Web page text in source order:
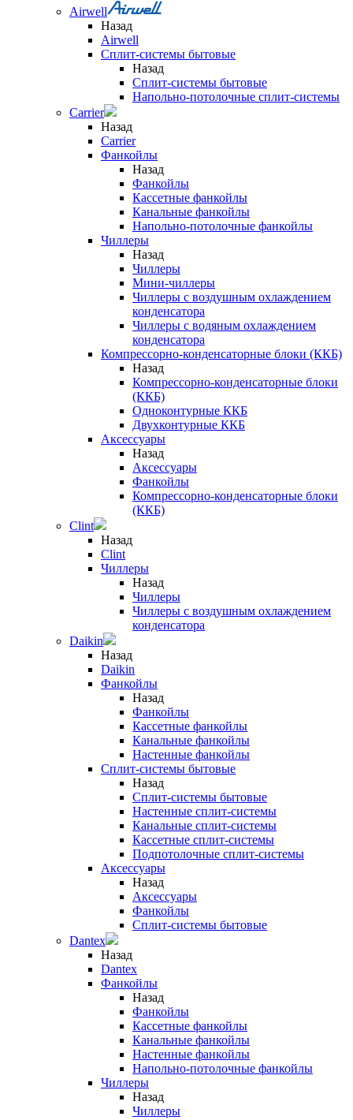
Airwell
Назад
Airwell
Сплит-системы бытовые
Назад
Сплит-системы бытовые
Напольно-потолочные сплит-системы
Carrier
Назад
Carrier
Фанкойлы
Назад
Фанкойлы
Кассетные фанкойлы
Канальные фанкойлы
Напольно-потолочные фанкойлы
Чиллеры
Назад
Чиллеры
Мини-чиллеры
Чиллеры с воздушным охлаждением
конденсатора
Чиллеры с водяным охлаждением
конденсатора
Компрессорно-конденсаторные блоки (ККБ)
Назад
Компрессорно-конденсаторные блоки
(ККБ)
Одноконтурные ККБ
Двухконтурные ККБ
Аксессуары
Назад
Аксессуары
Фанкойлы
Компрессорно-конденсаторные блоки
(ККБ)
Clint
Назад
Clint
Чиллеры
Назад
Чиллеры
Чиллеры с воздушным охлаждением
конденсатора
Daikin
Назад
Daikin
Фанкойлы
Назад
Фанкойлы
Кассетные фанкойлы
Канальные фанкойлы
Настенные фанкойлы
Сплит-системы бытовые
Назад
Сплит-системы бытовые
Настенные сплит-системы
Канальные сплит-системы
Кассетные сплит-системы
Подпотолочные сплит-системы
Аксессуары
Назад
Аксессуары
Фанкойлы
Сплит-системы бытовые
Dantex
Назад
Dantex
Фанкойлы
Назад
Фанкойлы
Кассетные фанкойлы
Канальные фанкойлы
Настенные фанкойлы
Напольно-потолочные фанкойлы
Чиллеры
Назад
Чиллеры